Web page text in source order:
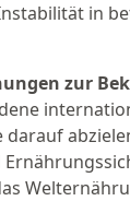
in
zur
darauf